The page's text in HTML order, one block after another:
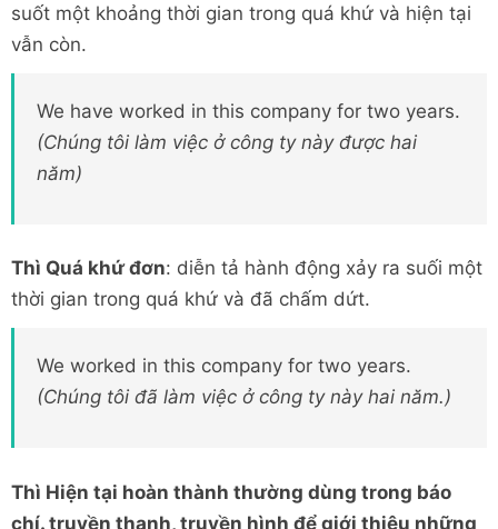
suốt một khoảng thời gian trong quá khứ và hiện tại
vẫn còn.
We have worked in this company for two years.
(Chúng tôi làm việc ở công ty này được hai
năm)
Thì Quá khứ đơn: diễn tả hành động xảy ra suối một
thời gian trong quá khứ và đã chấm dứt.
We worked in this company for two years.
(Chúng tôi đã làm việc ở công ty này hai năm.)
Thì Hiện tại hoàn thành thường dùng trong báo
chí. truyền thanh, truyền hình để giới thiệu những